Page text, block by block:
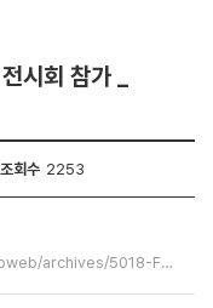
회 참가 _
조회수 2253
https://press.messe-berlin.de/fotoweb/archives/5018-Fruit-Logistica/